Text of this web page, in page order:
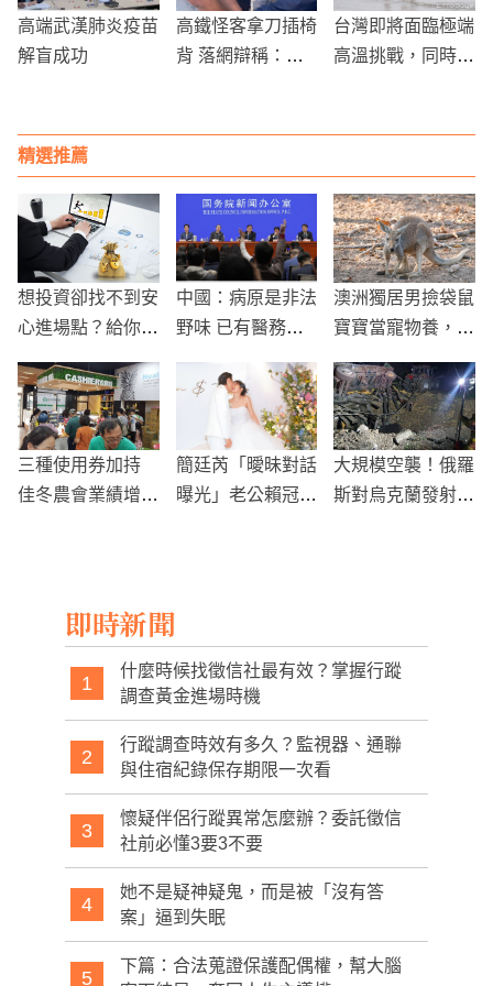
高端武漢肺炎疫苗
解盲成功
高鐵怪客拿刀插椅
背 落網辯稱：被
台灣即將面臨極端
高溫挑戰，同時關
精選推薦
想投資卻找不到安
心進場點？給你的
自動比自願更有效
中國：病原是非法
野味 已有醫務人
澳洲獨居男撿袋鼠
寶寶當寵物養，竟
死」！
三種使用券加持
佳冬農會業績增4
簡廷芮「曖昧對話
曝光」老公賴冠儒
大規模空襲！俄羅
斯對烏克蘭發射上
即時新聞
1
什麼時候找徵信社最有效？掌握行蹤
調查黃金進場時機
2
行蹤調查時效有多久？監視器、通聯
與住宿紀錄保存期限一次看
3
懷疑伴侶行蹤異常怎麼辦？委託徵信
社前必懂3要3不要
4
她不是疑神疑鬼，而是被「沒有答
案」逼到失眠
5
下篇：合法蒐證保護配偶權，幫大腦